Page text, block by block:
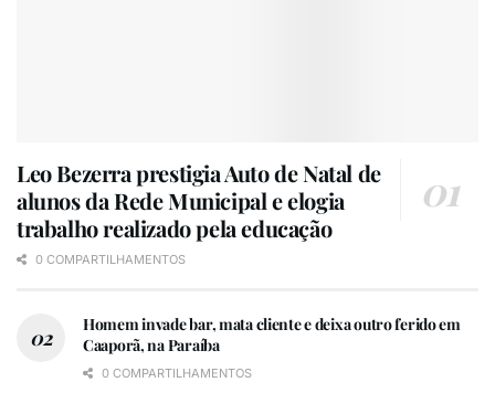
Leo Bezerra prestigia Auto de Natal de
alunos da Rede Municipal e elogia
trabalho realizado pela educação
0 COMPARTILHAMENTOS
Homem invade bar, mata cliente e deixa outro ferido em
Caaporã, na Paraíba
0 COMPARTILHAMENTOS